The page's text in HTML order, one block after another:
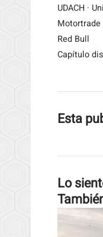
UDACH ·
Motortrade
Red Bull
Capítulo
Esta
Lo